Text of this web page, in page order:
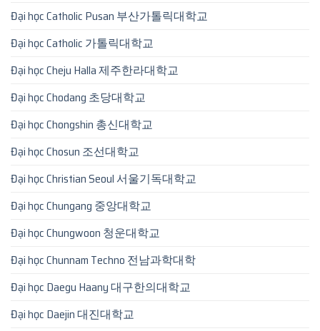
Đại học Catholic Pusan 부산가톨릭대학교
Đại học Catholic 가톨릭대학교
Đại học Cheju Halla 제주한라대학교
Đại học Chodang 초당대학교
Đại học Chongshin 총신대학교
Đại học Chosun 조선대학교
Đại học Christian Seoul 서울기독대학교
Đại học Chungang 중앙대학교
Đại học Chungwoon 청운대학교
Đại học Chunnam Techno 전남과학대학
Đại học Daegu Haany 대구한의대학교
Đại học Daejin 대진대학교